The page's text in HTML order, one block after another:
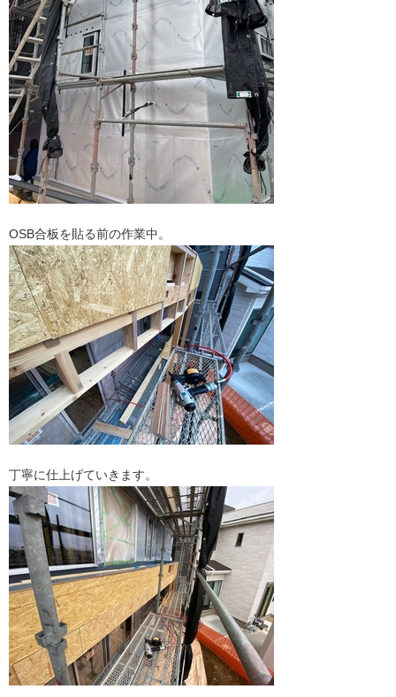
OSB合板を貼る前の作業中。
丁寧に仕上げていきます。